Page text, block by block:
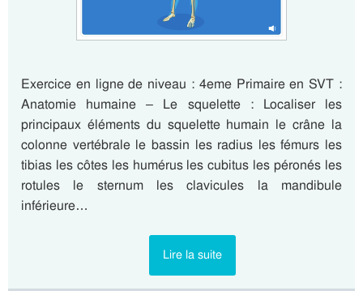
Exercice en ligne de niveau : 4eme Primaire en SVT :
Anatomie humaine – Le squelette : Localiser les
principaux éléments du squelette humain le crâne la
colonne vertébrale le bassin les radius les fémurs les
tibias les côtes les humérus les cubitus les péronés les
rotules le sternum les clavicules la mandibule
inférieure…
Lire la suite